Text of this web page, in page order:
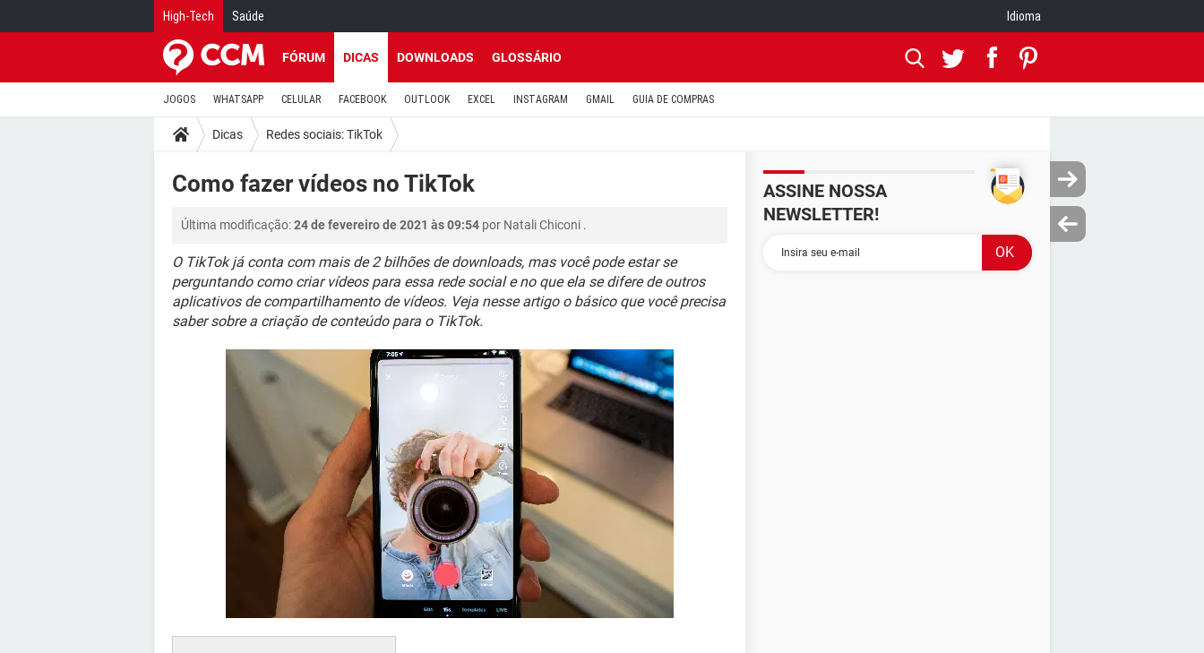
High-Tech Saúde Idioma
FÓRUM DICAS DOWNLOADS GLOSSÁRIO
JOGOS WHATSAPP CELULAR FACEBOOK OUTLOOK EXCEL INSTAGRAM GMAIL GUIA DE COMPRAS
Dicas Redes sociais: TikTok
Como fazer vídeos no TikTok
Última modificação:24 de fevereiro de 2021 às 09:54 por Natali Chiconi .
O TikTok já conta com mais de 2 bilhões de downloads, mas você pode estar se
perguntando como criar vídeos para essa rede social e no que ela se difere de outros
aplicativos de compartilhamento de vídeos. Veja nesse artigo o básico que você precisa
saber sobre a criação de conteúdo para o TikTok.
ASSINE NOSSA
NEWSLETTER!